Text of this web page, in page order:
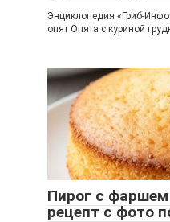
Энциклопедия «Гриб-
опят Опята с куриной
Пирог с
рецепт с фото